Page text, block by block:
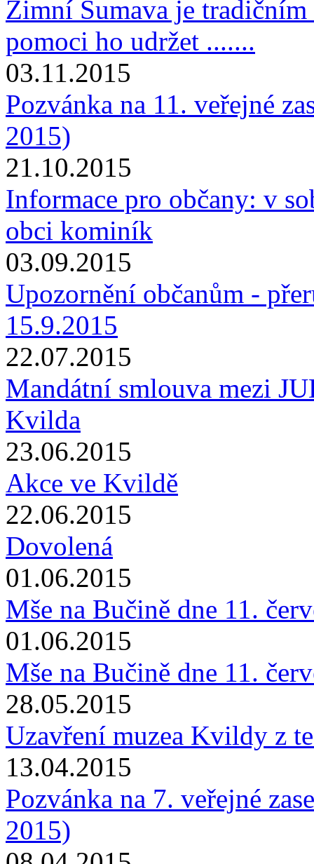
Zimní Šumava je tradičním
pomoci ho udržet .......
03.11.2015
Pozvánka na 11. veřejné
2015)
21.10.2015
Informace pro občany: v
obci kominík
03.09.2015
Upozornění občanům -
15.9.2015
22.07.2015
Mandátní smlouva mezi
Kvilda
23.06.2015
Akce ve Kvildě
22.06.2015
Dovolená
01.06.2015
Mše na Bučině dne 11.
01.06.2015
Mše na Bučině dne 11.
28.05.2015
Uzavření muzea Kvildy z
13.04.2015
Pozvánka na 7. veřejné
2015)